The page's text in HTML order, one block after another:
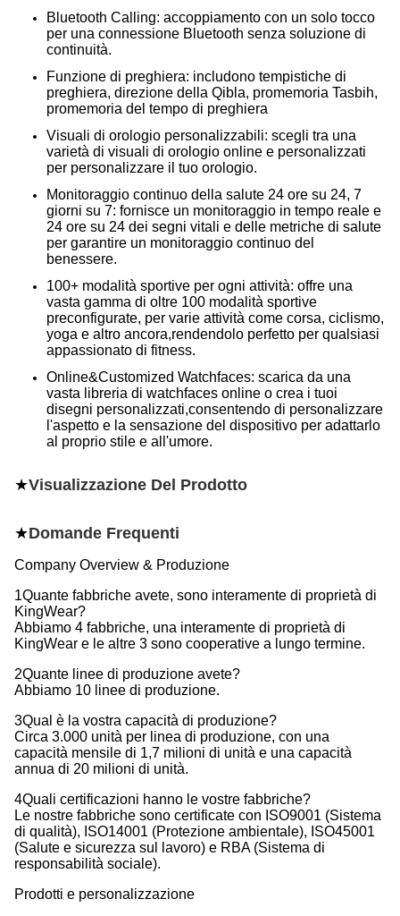
Bluetooth Calling: accoppiamento con un solo tocco
per una connessione Bluetooth senza soluzione di
continuità.
Funzione di preghiera: includono tempistiche di
preghiera, direzione della Qibla, promemoria Tasbih,
promemoria del tempo di preghiera
Visuali di orologio personalizzabili: scegli tra una
varietà di visuali di orologio online e personalizzati
per personalizzare il tuo orologio.
Monitoraggio continuo della salute 24 ore su 24, 7
giorni su 7: fornisce un monitoraggio in tempo reale e
24 ore su 24 dei segni vitali e delle metriche di salute
per garantire un monitoraggio continuo del
benessere.
100+ modalità sportive per ogni attività: offre una
vasta gamma di oltre 100 modalità sportive
preconfigurate, per varie attività come corsa, ciclismo,
yoga e altro ancora,rendendolo perfetto per qualsiasi
appassionato di fitness.
Online&Customized Watchfaces: scarica da una
vasta libreria di watchfaces online o crea i tuoi
disegni personalizzati,consentendo di personalizzare
l'aspetto e la sensazione del dispositivo per adattarlo
al proprio stile e all'umore.
★Visualizzazione Del Prodotto
★Domande Frequenti
Company Overview & Produzione
1Quante fabbriche avete, sono interamente di proprietà di
KingWear?
Abbiamo 4 fabbriche, una interamente di proprietà di
KingWear e le altre 3 sono cooperative a lungo termine.
2Quante linee di produzione avete?
Abbiamo 10 linee di produzione.
3Qual è la vostra capacità di produzione?
Circa 3.000 unità per linea di produzione, con una
capacità mensile di 1,7 milioni di unità e una capacità
annua di 20 milioni di unità.
4Quali certificazioni hanno le vostre fabbriche?
Le nostre fabbriche sono certificate con ISO9001 (Sistema
di qualità), ISO14001 (Protezione ambientale), ISO45001
(Salute e sicurezza sul lavoro) e RBA (Sistema di
responsabilità sociale).
Prodotti e personalizzazione